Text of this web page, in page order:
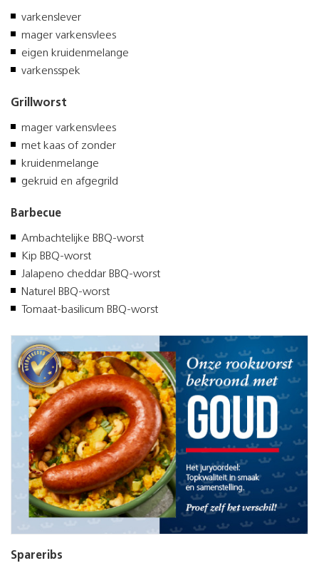
varkenslever
mager varkensvlees
eigen kruidenmelange
varkensspek
Grillworst
mager varkensvlees
met kaas of zonder
kruidenmelange
gekruid en afgegrild
Barbecue
Ambachtelijke BBQ-worst
Kip BBQ-worst
Jalapeno cheddar BBQ-worst
Naturel BBQ-worst
Tomaat-basilicum BBQ-worst
Spareribs